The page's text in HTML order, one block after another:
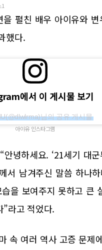
1
펼친 배우 아이유와
했다.
에서 이 게시물 보기
IU(@dlwlrma)님의 공유 게시물
아이유 인스타그램
녕하세요. ‘21세기 대
서 남겨주신 말씀 하나
을 보여주지 못하고 큰
라고 적었다.
속 여러 역사 고증 문제